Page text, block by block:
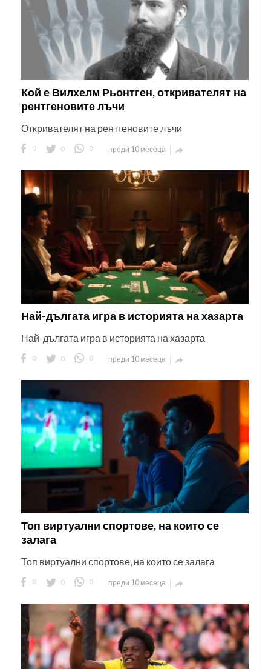
Кой е Вилхелм Рьонтген, откривателят на
рентгеновите лъчи
Откривателят на рентгеновите лъчи
0 0 0 преди 10 месеца 
Най-дългата игра в историята на хазарта
Най-дългата игра в историята на хазарта
0 0 0 преди 10 месеца 
Топ виртуални спортове, на които се
залага
Топ виртуални спортове, на които се залага
0 0 0 преди 10 месеца 